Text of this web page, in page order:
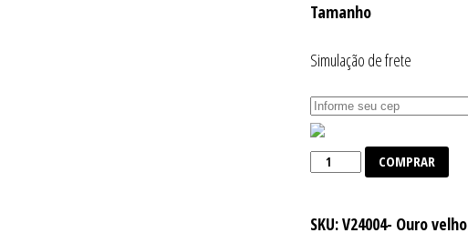
Tamanho
Simulação de frete
Vestido
Handmade
COMPRAR
SKU:V24004- Ouro velho